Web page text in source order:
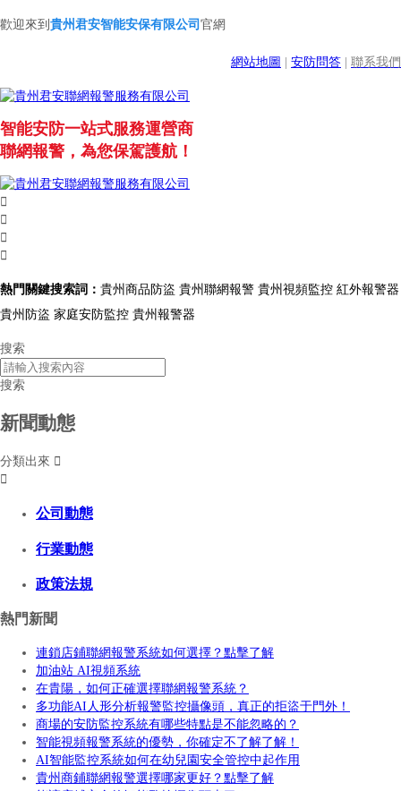
歡迎來到 貴州君安智能安保有限公司 官網
網站地圖 安防問答 聯系我們
智能安防一站式服務運營商
聯網報警，為您保駕護航！




熱門關鍵搜索詞： 貴州商品防盜 貴州聯網報警 貴州視頻監控 紅外報警器
貴州防盜 家庭安防監控 貴州報警器
搜索
搜索
新聞動態
分類出來 

公司動態
行業動態
政策法規
熱門新聞
連鎖店鋪聯網報警系統如何選擇？點擊了解
加油站 AI視頻系統
在貴陽，如何正確選擇聯網報警系統？
多功能AI人形分析報警監控攝像頭，真正的拒盜于門外！
商場的安防監控系統有哪些特點是不能忽略的？
智能視頻報警系統的優勢，你確定不了解了解！
AI智能監控系統如何在幼兒園安全管控中起作用
貴州商鋪聯網報警選擇哪家更好？點擊了解